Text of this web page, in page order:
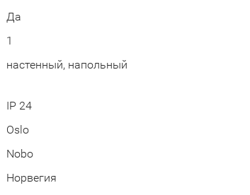
Да
1
настенный, напольный
IP 24
Oslo
Nobo
Норвегия